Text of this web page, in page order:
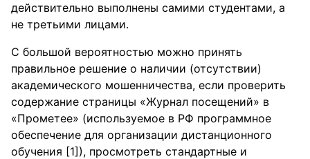
действительно выполнены самими студентами, а
не третьими лицами.
С большой вероятностью можно принять
правильное решение о наличии (отсутствии)
академического мошенничества, если проверить
содержание страницы «Журнал посещений» в
«Прометее» (используемое в РФ программное
обеспечение для организации дистанционного
обучения [1]), просмотреть стандартные и